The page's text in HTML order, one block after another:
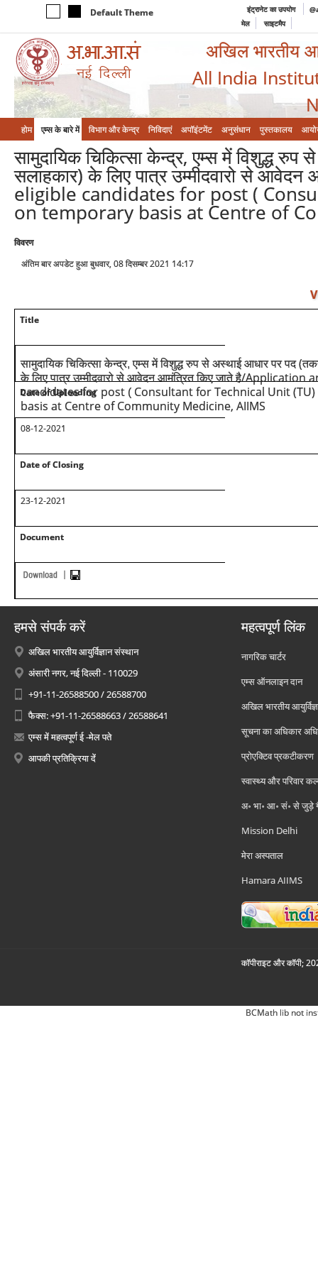
Default Theme इंट्रानेट का उपयोग
मेल
साइटमैप
अखिल भारतीय
All India
होम एम्‍स के बारे में विभाग और केन्‍द्र निविदाएं अपॉइंटमेंट अनुसंधान पुस्तकालय
सामुदायिक चिकित्सा केन्द्र, एम्स में विशुद्ध
सलाहकार) के लिए पात्र उम्मीदवारो से
eligible candidates for post (
on temporary basis at Centre of
विवरण
अंतिम बार अपडेट हुआ बुधवार, 08 दिसम्बर 2021 14:17
Title
सामुदायिक चिकित्सा केन्द्र, एम्स में विशुद्ध रुप से अस्थाई आधार पर पद(
के लिए पात्र उम्मीदवारो से आवेदन आमंत्रित किए जाते है/Application
candidates for post ( Consultant for Technical Unit
basis at Centre of Community Medicine, AIIMS
Date of Uploading
08-12-2021
Date of Closing
23-12-2021
Document
हमसे संपर्क करें
अखिल भारतीय आयुर्विज्ञान संस्थान
अंसारी नगर, नई दिल्ली - 110029
+91-11-26588500 / 26588700
फैक्स: +91-11-26588663 / 26588641
एम्स में महत्वपूर्ण ई -मेल पते
आपकी प्रतिक्रिया दें
महत्वपूर्ण लिंक
नागरिक चार्टर
एम्स ऑनलाइन दान
अखिल भारतीय
सूचना का अधिकार
प्रोएक्टिव प्रकटीकरण
स्वास्थ्य और परिवार
अ॰ भा॰ आ॰ सं॰ से जुड़े
Mission Delhi
मेरा अस्पताल
Hamara AIIMS
कॉपीराइट और कॉपी;
BCMath lib not